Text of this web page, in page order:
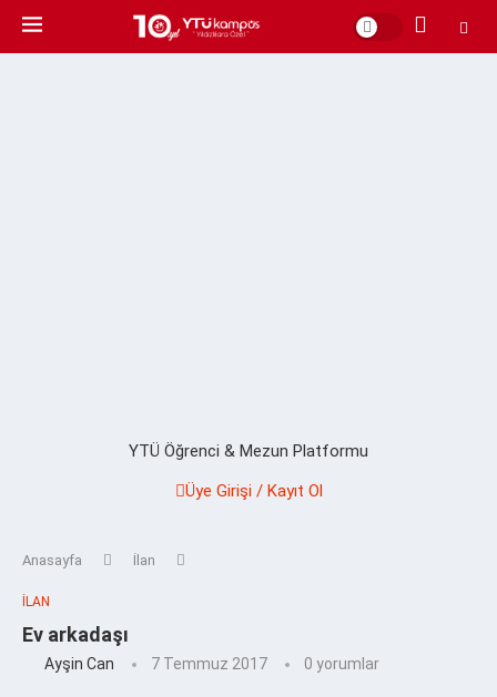
YTÜ Öğrenci & Mezun Platformu
Üye Girişi / Kayıt Ol
Anasayfa İlan
İLAN
Ev arkadaşı
Ayşin Can 7 Temmuz 2017 0 yorumlar